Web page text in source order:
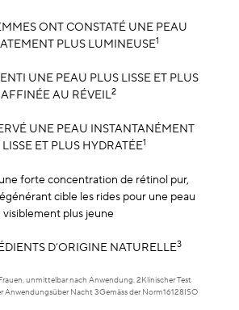
ONT CONSTATÉ UNE PEAU
PLUS LUMINEUSE1
UNE PEAU PLUS LISSE ET PLUS
AFFINÉE AU RÉVEIL2
UNE PEAU INSTANTANÉMENT
ET PLUS HYDRATÉE1
forte concentration de rétinol pur,
cible les rides pour une peau
visiblement plus jeune
D’ORIGINE NATURELLE3
unmittelbar nach Anwendung. 2Klinischer Test
Anwendungsüber Nacht 3Gemäss der Norm16128ISO